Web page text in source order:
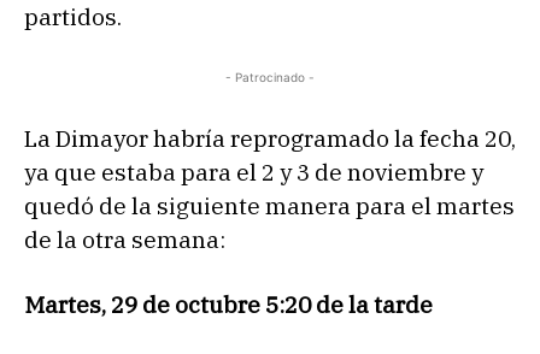
partidos.
- Patrocinado -
La Dimayor habría reprogramado la fecha 20,
ya que estaba para el 2 y 3 de noviembre y
quedó de la siguiente manera para el martes
de la otra semana:
Martes, 29 de octubre 5:20 de la tarde